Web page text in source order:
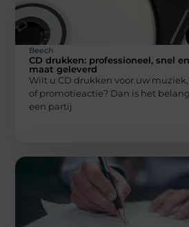
Beech
CD drukken: professioneel, snel
maat geleverd
Wilt u CD drukken voor uw
of promotieactie? Dan is het
een partij